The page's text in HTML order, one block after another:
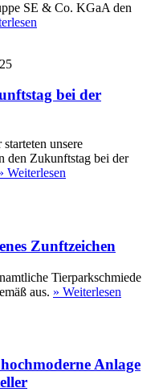
SE & Co. KGaA den
bei der
unsere
den Zukunftstag bei der
Weiterlesen
Zunftzeichen
Tierparkschmiede
aus. » Weiterlesen
Anlage